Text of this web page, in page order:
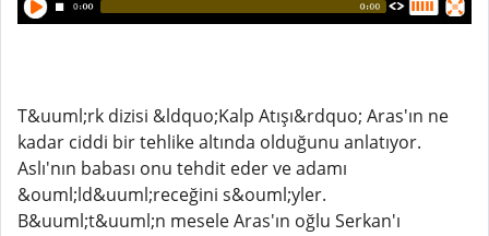
T&uuml;rk dizisi &ldquo;Kalp Atışı&rdquo; Aras'ın ne
kadar ciddi bir tehlike altında olduğunu anlatıyor.
Aslı'nın babası onu tehdit eder ve adamı
&ouml;ld&uuml;receğini s&ouml;yler.
B&uuml;t&uuml;n mesele Aras'ın oğlu Serkan'ı